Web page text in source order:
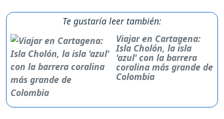
Te gustaría leer también:
Viajar en Cartagena:
Isla Cholón, la isla
'azul' con la barrera
coralina más grande de
Colombia